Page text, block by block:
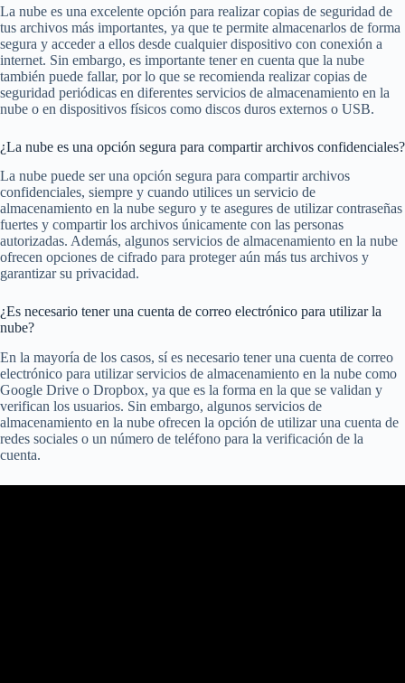
La nube es una excelente opción para realizar copias de seguridad de
tus archivos más importantes, ya que te permite almacenarlos de forma
segura y acceder a ellos desde cualquier dispositivo con conexión a
internet. Sin embargo, es importante tener en cuenta que la nube
también puede fallar, por lo que se recomienda realizar copias de
seguridad periódicas en diferentes servicios de almacenamiento en la
nube o en dispositivos físicos como discos duros externos o USB.
¿La nube es una opción segura para compartir archivos confidenciales?
La nube puede ser una opción segura para compartir archivos
confidenciales, siempre y cuando utilices un servicio de
almacenamiento en la nube seguro y te asegures de utilizar contraseñas
fuertes y compartir los archivos únicamente con las personas
autorizadas. Además, algunos servicios de almacenamiento en la nube
ofrecen opciones de cifrado para proteger aún más tus archivos y
garantizar su privacidad.
¿Es necesario tener una cuenta de correo electrónico para utilizar la
nube?
En la mayoría de los casos, sí es necesario tener una cuenta de correo
electrónico para utilizar servicios de almacenamiento en la nube como
Google Drive o Dropbox, ya que es la forma en la que se validan y
verifican los usuarios. Sin embargo, algunos servicios de
almacenamiento en la nube ofrecen la opción de utilizar una cuenta de
redes sociales o un número de teléfono para la verificación de la
cuenta.